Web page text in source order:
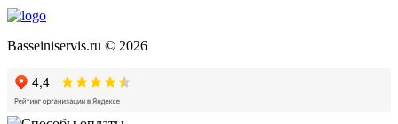
Basseiniservis.ru © 2026